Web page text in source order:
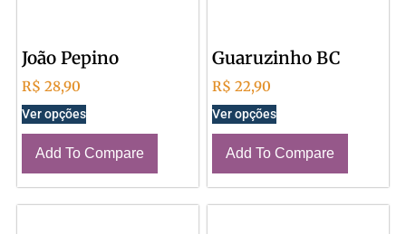
João Pepino
R$ 28,90
Ver opções
Add To Compare
Guaruzinho BC
R$ 22,90
Ver opções
Add To Compare